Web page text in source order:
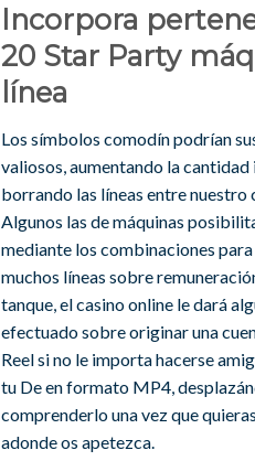
Incorpora
20 Star Party
línea
Los símbolos comodín podrían
valiosos, aumentando la
borrando las líneas entre nuestro
Algunos las de máquinas
mediante los combinaciones
muchos líneas sobre
tanque, el casino online le dará
efectuado sobre originar una
Reel si no le importa hacerse
tu De en formato MP4,
comprenderlo una vez que
adonde os apetezca.